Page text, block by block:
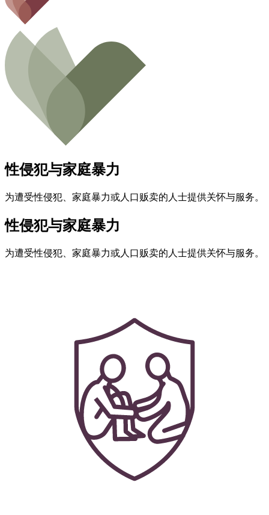
性侵犯与家庭暴力
为遭受性侵犯、家庭暴力或人口贩卖的人士提供关怀与服务。
性侵犯与家庭暴力
为遭受性侵犯、家庭暴力或人口贩卖的人士提供关怀与服务。